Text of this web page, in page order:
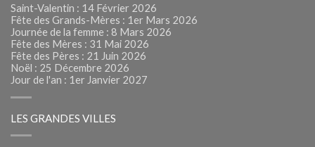
Saint-Valentin : 14 Février 2026
Fête des Grands-Mères : 1er Mars 2026
Journée de la femme : 8 Mars 2026
Fête des Mères : 31 Mai 2026
Fête des Pères : 21 Juin 2026
Noël : 25 Décembre 2026
Jour de l'an : 1er Janvier 2027
LES GRANDES VILLES